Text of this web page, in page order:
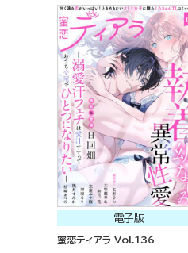
電子版
蜜恋ティアラ Vol.136